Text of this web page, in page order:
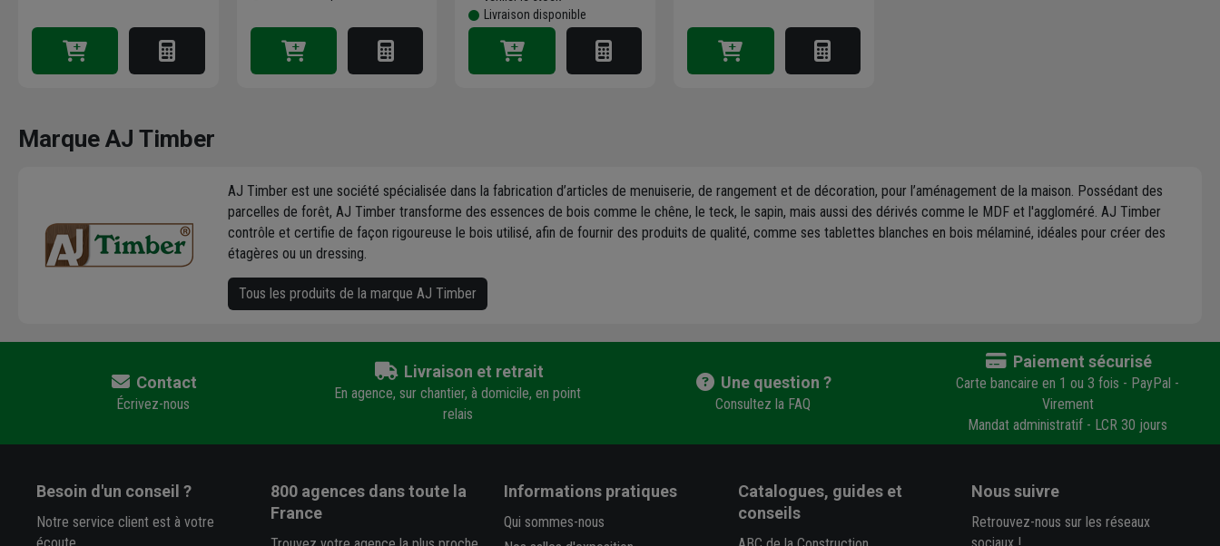
Livraison disponible
Marque AJ Timber
AJ Timber est une société spécialisée dans la fabrication d’articles de menuiserie, de rangement et de décoration, pour l’aménagement de la maison. Possédant des
parcelles de forêt, AJ Timber transforme des essences de bois comme le chêne, le teck, le sapin, mais aussi des dérivés comme le MDF et l'aggloméré. AJ Timber
contrôle et certifie de façon rigoureuse le bois utilisé, afin de fournir des produits de qualité, comme ses tablettes blanches en bois mélaminé, idéales pour créer des
étagères ou un dressing.
Tous les produits de la marque AJ Timber
Contact
Écrivez-nous
Livraison et retrait
En agence, sur chantier, à domicile, en point
relais
Une question ?
Consultez la FAQ
Paiement sécurisé
Carte bancaire en 1 ou 3 fois - PayPal -
Virement
Mandat administratif - LCR 30 jours
Besoin d'un conseil ?
Notre service client est à votre
800 agencesdans toute la
France
Informations pratiques
Qui sommes-nous
Catalogues, guides et
conseils
Nous suivre
Retrouvez-nous sur les réseaux